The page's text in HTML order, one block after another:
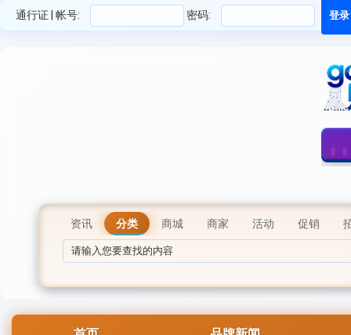
通行证 | 帐号: 密码:
资讯 分类 商城 商家 活动 促销